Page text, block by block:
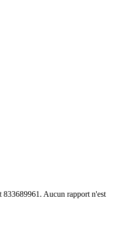
833689961. Aucun rapport n'est